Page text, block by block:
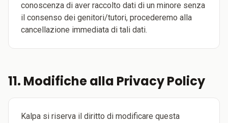
conoscenza di aver raccolto dati di un minore senza
il consenso dei genitori/tutori, procederemo alla
cancellazione immediata di tali dati.
11. Modifiche alla Privacy Policy
Kalpa si riserva il diritto di modificare questa